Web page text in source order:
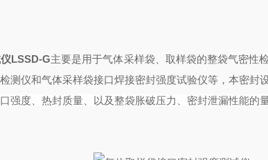
LSSD-G主要是用于气体采样袋、取样袋的整袋气密性
测仪和气体采样袋接口焊接密封强度试验仪等，本密封
强度、热封质量、以及整袋胀破压力、密封泄漏性能的